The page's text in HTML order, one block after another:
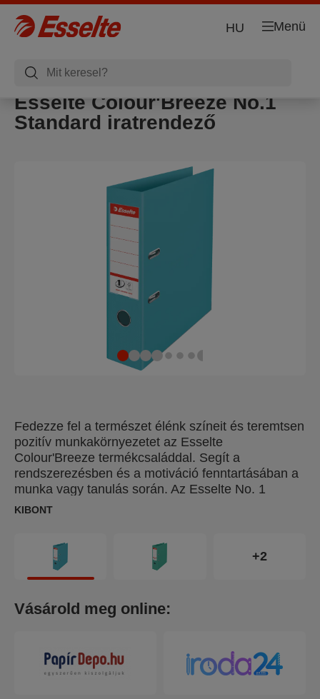
Menü
HU
Esselte Colour'Breeze No.1
Standard iratrendező
Fedezze fel a természet élénk színeit és teremtsen
pozitív munkakörnyezetet az Esselte
Colour'Breeze termékcsaláddal. Segít a
rendszerezésben és a motiváció fenntartásában a
munka vagy tanulás során. Az Esselte No. 1
Colour'Breeze iratrendező egy tartós kialakítású,
a dekoratív mappa szabadalmaztatott Esselte No.
1 emelőkaros szerkezettel rendelkezik, amely
garantáltan pontosan záródik még 10 000
használat után is. Borító rögzítő gyűrűk, kihúzólyuk
és élvédő fémsín a könnyű használat és a
Colour'Breeze dombornyomott mintázattal.
Colour'Breeze - a frissesség szele.
KIBONT
+2
Vásárold meg online: